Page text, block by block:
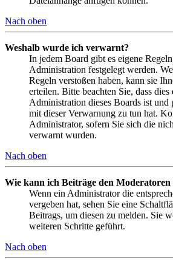
Nach oben
Weshalb wurde ich verwarnt?
In jedem Board gibt es eigene
Administration festgelegt werden.
Regeln verstoßen haben, kann sie
erteilen. Bitte beachten Sie, dass
Administration dieses Boards ist
mit dieser Verwarnung zu tun hat.
Administrator, sofern Sie sich die
verwarnt wurden.
Nach oben
Wie kann ich Beiträge den Moderatoren
Wenn ein Administrator die
vergeben hat, sehen Sie eine
Beitrags, um diesen zu melden. Sie
weiteren Schritte geführt.
Nach oben